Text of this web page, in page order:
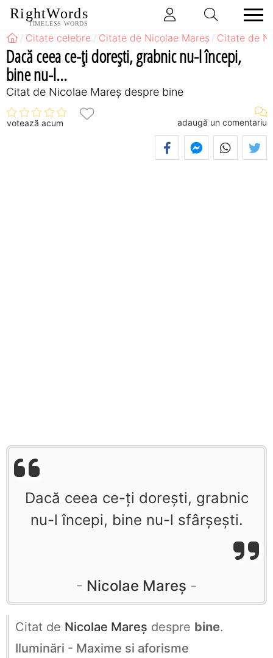
RightWords
TIMELESS WORDS
Citate celebre Citate de Nicolae Mareș Citate de
Dacă ceea ce-ți dorești, grabnic nu-l începi,
bine nu-l...
Citat de Nicolae Mareș despre bine
votează acum adaugă un comentariu
Dacă ceea ce-ți dorești, grabnic
nu-l începi, bine nu-l sfârșești.
Nicolae Mareș
Citat de Nicolae Mareș despre bine.
Iluminări - Maxime si aforisme